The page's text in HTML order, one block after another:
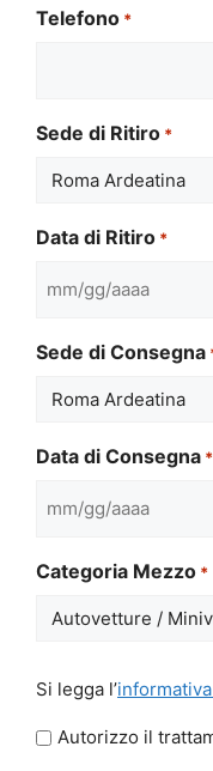
Telefono *
Sede di Ritiro *
Data di Ritiro *
MM
GG
slash
Sede di Consegna
Data di Consegna *
MM
GG
slash
Categoria Mezzo *
legga
l'informativa
Si legga l’
Autorizzo il